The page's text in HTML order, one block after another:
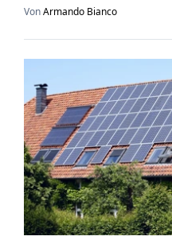
VonArmando Bianco